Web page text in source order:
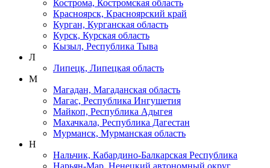
Кострома, Костромская область
Красноярск, Красноярский край
Курган, Курганская область
Курск, Курская область
Кызыл, Республика Тыва
Л
Липецк, Липецкая область
М
Магадан, Магаданская область
Магас, Республика Ингушетия
Майкоп, Республика Адыгея
Махачкала, Республика Дагестан
Мурманск, Мурманская область
Н
Нальчик, Кабардино-Балкарская Республика
Нарьян-Мар, Ненецкий автономный округ